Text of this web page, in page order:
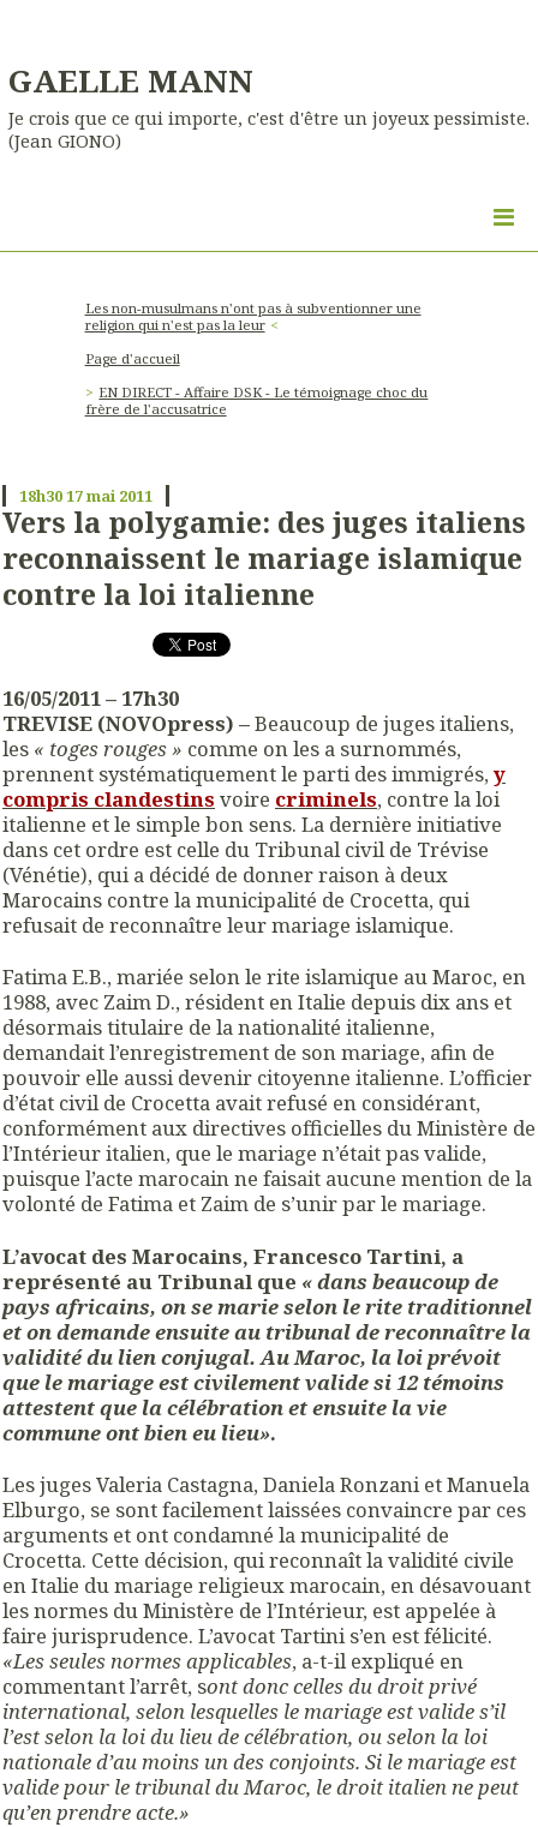
GAELLE MANN
Je crois que ce qui importe, c'est d'être un joyeux pessimiste.
(Jean GIONO)
Les non-musulmans n'ont pas à subventionner une
religion qui n'est pas la leur
Page d'accueil
EN DIRECT - Affaire DSK - Le témoignage choc du
frère de l'accusatrice
18h3017mai 2011
Vers la polygamie: des juges italiens
reconnaissent le mariage islamique
contre la loi italienne
16/05/2011 – 17h30
TREVISE (NOVOpress) –Beaucoup de juges italiens,
les « toges rouges » comme on les a surnommés,
prennent systématiquement le parti des immigrés,y
compris clandestins voire criminels, contre la loi
italienne et le simple bon sens. La dernière initiative
dans cet ordre est celle du Tribunal civil de Trévise
(Vénétie), qui a décidé de donner raison à deux
Marocains contre la municipalité de Crocetta, qui
refusait de reconnaître leur mariage islamique.
Fatima E.B., mariée selon le rite islamique au Maroc, en
1988, avec Zaim D., résident en Italie depuis dix ans et
désormais titulaire de la nationalité italienne,
demandait l’enregistrement de son mariage, afin de
pouvoir elle aussi devenir citoyenne italienne. L’officier
d’état civil de Crocetta avait refusé en considérant,
conformément aux directives officielles du Ministère de
l’Intérieur italien, que le mariage n’était pas valide,
puisque l’acte marocain ne faisait aucune mention de la
volonté de Fatima et Zaim de s’unir par le mariage.
L’avocat des Marocains, Francesco Tartini, a
représenté au Tribunal que « dans beaucoup de
pays africains, on se marie selon le rite traditionnel
et on demande ensuite au tribunal de reconnaître la
validité du lien conjugal. Au Maroc, la loi prévoit
que le mariage est civilement valide si 12 témoins
attestent que la célébration et ensuite la vie
commune ont bien eu lieu».
Les juges Valeria Castagna, Daniela Ronzani et Manuela
Elburgo, se sont facilement laissées convaincre par ces
arguments et ont condamné la municipalité de
Crocetta. Cette décision, qui reconnaît la validité civile
en Italie du mariage religieux marocain, en désavouant
les normes du Ministère de l’Intérieur, est appelée à
faire jurisprudence. L’avocat Tartini s’en est félicité.
«Les seules normes applicables, a-t-il expliqué en
commentant l’arrêt, sont donc celles du droit privé
international, selon lesquelles le mariage est valide s’il
l’est selon la loi du lieu de célébration, ou selon la loi
nationale d’au moins un des conjoints. Si le mariage est
valide pour le tribunal du Maroc, le droit italien ne peut
qu’en prendre acte.»